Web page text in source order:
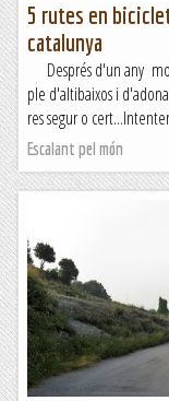
5 rutes en
catalunya
Després d'un any
ple d'altibaixos i
res segur o
Escalant pel món